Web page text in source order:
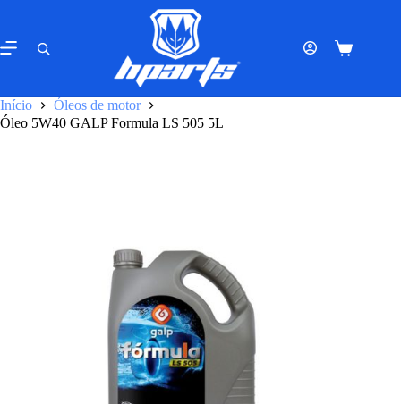
o
conteúdo
Carrinho
Início
Óleos de motor
Óleo 5W40 GALP Formula LS 505 5L